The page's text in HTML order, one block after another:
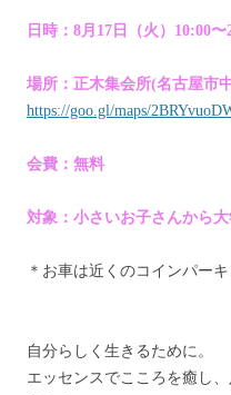
日時：8月17日（火）10:00〜
場所：正木集会所(名古屋市
https://goo.gl/maps/
会費：無料
対象：小さいお子さんから
＊お車は近くのコインパー
自分らしく生きるために。
エッセンスでこころを癒し